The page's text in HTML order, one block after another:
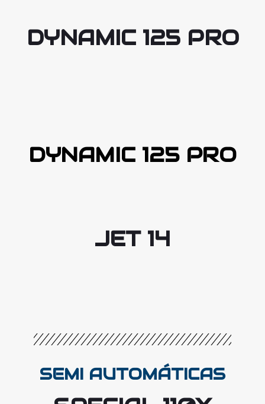
DYNAMIC 125 PRO
DYNAMIC 125 PRO
JET 14
SEMI AUTOMÁTICAS